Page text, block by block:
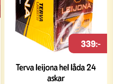
Terva leijona hel låda 24
askar
339:-